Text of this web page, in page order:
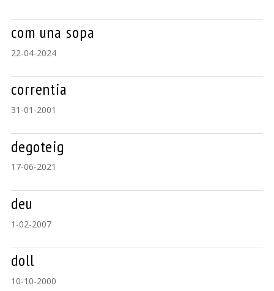
com una sopa
22-04-2024
correntia
31-01-2001
degoteig
17-06-2021
deu
1-02-2007
doll
10-10-2000